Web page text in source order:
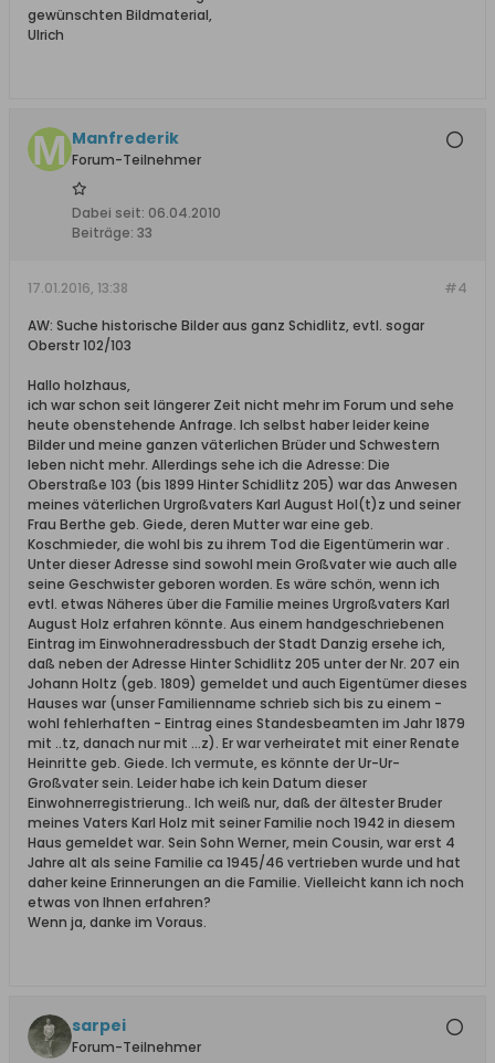
gewünschten Bildmaterial,
Ulrich
Manfrederik
Forum-Teilnehmer
Dabei seit: 06.04.2010
Beiträge: 33
#4
17.01.2016, 13:38
AW: Suche historische Bilder aus ganz Schidlitz, evtl. sogar
Oberstr 102/103
Hallo holzhaus,
ich war schon seit längerer Zeit nicht mehr im Forum und sehe
heute obenstehende Anfrage. Ich selbst haber leider keine
Bilder und meine ganzen väterlichen Brüder und Schwestern
leben nicht mehr. Allerdings sehe ich die Adresse: Die
Oberstraße 103 (bis 1899 Hinter Schidlitz 205) war das Anwesen
meines väterlichen Urgroßvaters Karl August Hol(t)z und seiner
Frau Berthe geb. Giede, deren Mutter war eine geb.
Koschmieder, die wohl bis zu ihrem Tod die Eigentümerin war .
Unter dieser Adresse sind sowohl mein Großvater wie auch alle
seine Geschwister geboren worden. Es wäre schön, wenn ich
evtl. etwas Näheres über die Familie meines Urgroßvaters Karl
August Holz erfahren könnte. Aus einem handgeschriebenen
Eintrag im Einwohneradressbuch der Stadt Danzig ersehe ich,
daß neben der Adresse Hinter Schidlitz 205 unter der Nr. 207 ein
Johann Holtz (geb. 1809) gemeldet und auch Eigentümer dieses
Hauses war (unser Familienname schrieb sich bis zu einem -
wohl fehlerhaften - Eintrag eines Standesbeamten im Jahr 1879
mit ..tz, danach nur mit ...z). Er war verheiratet mit einer Renate
Heinritte geb. Giede. Ich vermute, es könnte der Ur-Ur-
Großvater sein. Leider habe ich kein Datum dieser
Einwohnerregistrierung.. Ich weiß nur, daß der ältester Bruder
meines Vaters Karl Holz mit seiner Familie noch 1942 in diesem
Haus gemeldet war. Sein Sohn Werner, mein Cousin, war erst 4
Jahre alt als seine Familie ca 1945/46 vertrieben wurde und hat
daher keine Erinnerungen an die Familie. Vielleicht kann ich noch
etwas von Ihnen erfahren?
Wenn ja, danke im Voraus.
sarpei
Forum-Teilnehmer